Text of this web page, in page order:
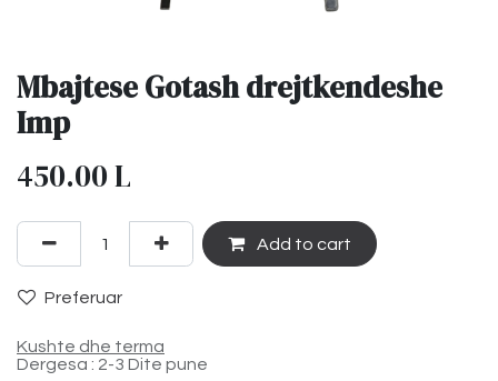
Mbajtese Gotash drejtkendeshe
Imp
450.00L
Add to cart
Preferuar
Kushte dhe terma
Dergesa : 2-3 Dite pune